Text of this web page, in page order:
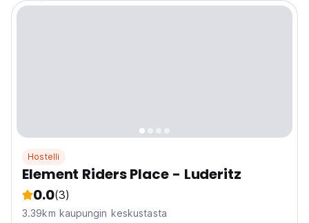
Hostelli
Element Riders Place - Luderitz
0.0(3)
3.39km kaupungin keskustasta